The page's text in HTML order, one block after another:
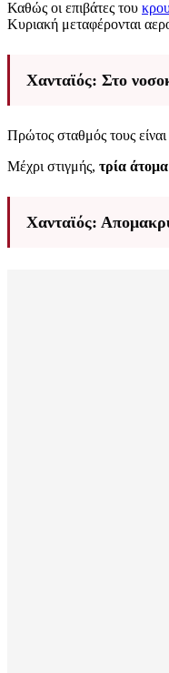
Καθώς οι επιβάτες του
Κυριακή μεταφέρονται
Χανταϊός: Στο
Πρώτος σταθμός τους
Μέχρι στιγμής, τρία άτομα
Χανταϊός: